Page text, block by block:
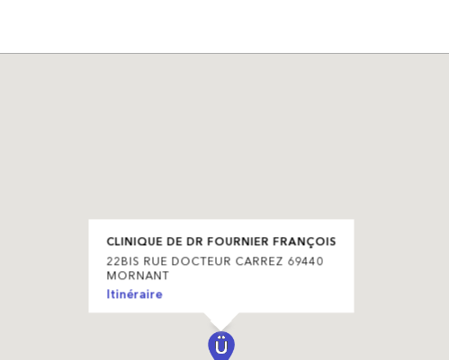
CLINIQUE DE DR FOURNIER FRANÇOIS
22BIS RUE DOCTEUR CARREZ 69440
MORNANT
Itinéraire